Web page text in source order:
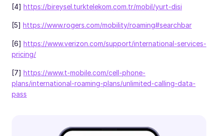
[4] https://bireysel.turktelekom.com.tr/mobil/yurt-disi
[5] https://www.rogers.com/mobility/roaming#searchbar
[6] https://www.verizon.com/support/international-services-
pricing/
[7] https://www.t-mobile.com/cell-phone-
plans/international-roaming-plans/unlimited-calling-data-
pass